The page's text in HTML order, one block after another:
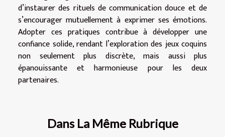
d’instaurer des rituels de communication douce et de
s’encourager mutuellement à exprimer ses émotions.
Adopter ces pratiques contribue à développer une
confiance solide, rendant l’exploration des jeux coquins
non seulement plus discrète, mais aussi plus
épanouissante et harmonieuse pour les deux
partenaires.
Dans La Même Rubrique